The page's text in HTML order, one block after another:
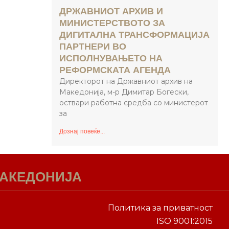
ДРЖАВНИОТ АРХИВ И
МИНИСТЕРСТВОТО ЗА
ДИГИТАЛНА ТРАНСФОРМАЦИЈА
ПАРТНЕРИ ВО
ИСПОЛНУВАЊЕТО НА
РЕФОРМСКАТА АГЕНДА
Директорот на Државниот архив на
Македонија, м-р Димитар Богески,
оствари работна средба со министерот
за
Дознај повеќе...
Политика за приватност
ISO 9001:2015